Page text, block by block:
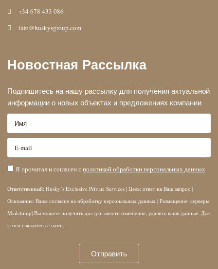
+34 678 433 086
info@huskysgroup.com
Новостная Рассылка
Подпишитесь на нашу рассылку для получения актуальной
информации о новых объектах и предложениях компании
Я прочитал и согласен сполитикой обработки персональных данных
Ответственный: Husky´s Exclusive Private Services | Цель: ответ на Ваш запрос |
Основание: Ваше согласие на обработку персональных данных | Размещение: серверы
Mailchimp| Вы можете получить доступ, внести изменение, удалить ваши данные. Для
этого свяжитесь с нами.
Отправить